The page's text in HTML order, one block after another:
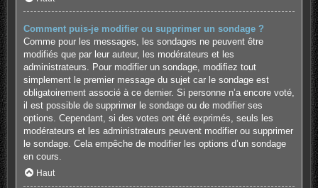
Comment puis-je modifier ou supprimer un sondage ?
Comme pour les messages, les sondages ne peuvent être
modifiés que par leur auteur, les modérateurs et les
administrateurs. Pour modifier un sondage, modifiez tout
simplement le premier message du sujet car le sondage est
obligatoirement associé à ce dernier. Si personne n’a encore voté,
il est possible de supprimer le sondage ou de modifier ses
options. Cependant, si des votes ont été exprimés, seuls les
modérateurs et les administrateurs peuvent modifier ou supprimer
le sondage. Cela empêche de modifier les options d’un sondage
en cours.
Haut